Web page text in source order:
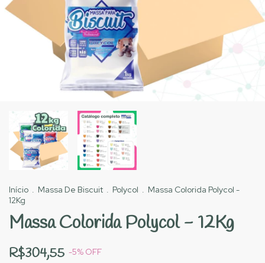
Início . Massa De Biscuit . Polycol . Massa Colorida Polycol -
12Kg
Massa Colorida Polycol - 12Kg
R$304,55 -5% OFF